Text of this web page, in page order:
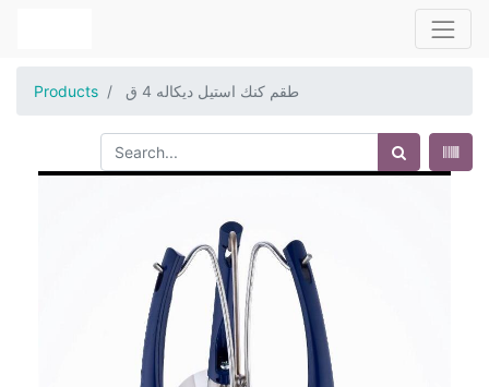
Products طقم كنك استيل ديكاله 4 ق